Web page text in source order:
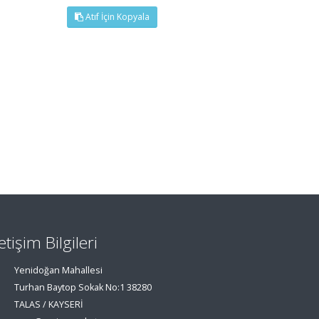
Atıf İçin Kopyala
Bilgileri
Yenidoğan Mahallesi
Turhan Baytop Sokak No:1 38280
TALAS / KAYSERİ